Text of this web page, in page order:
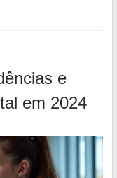
e
em 2024